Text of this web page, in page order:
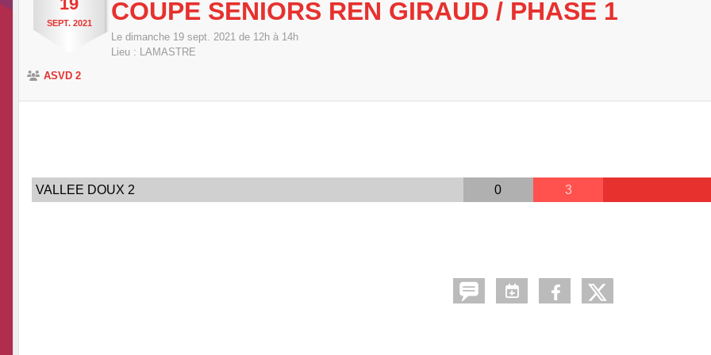
SEPT. 2021 COUPE SENIORS REN GIRAUD / PHASE 1
Le dimanche 19 sept. 2021 de 12h à 14h
Lieu : LAMASTRE
ASVD 2
VALLEE DOUX 2 0 3